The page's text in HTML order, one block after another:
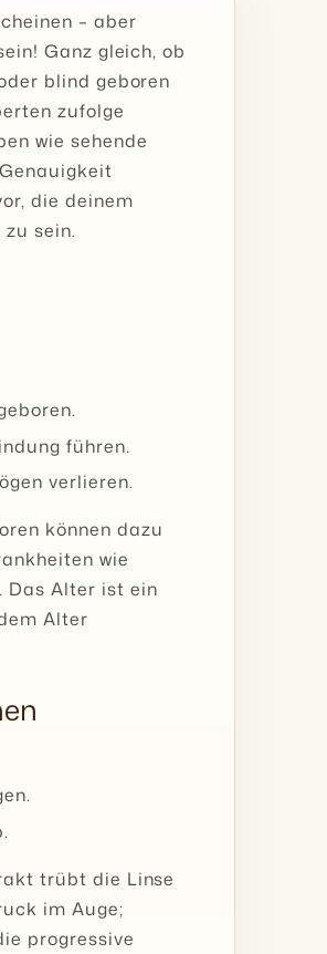
– aber
Ganz gleich, ob
blind geboren
zufolge
wie sehende
die deinem
sein.
führen.
verlieren.
können dazu
wie
Das Alter ist ein
Alter
trübt die Linse
im Auge;
progressive